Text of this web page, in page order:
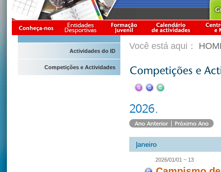
Actividades do ID
Competições e Actividades
Você está aqui：
2026/01/01 ~ 13